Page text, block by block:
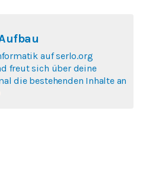
auf serlo.org
freut sich über deine
die bestehenden Inhalte an